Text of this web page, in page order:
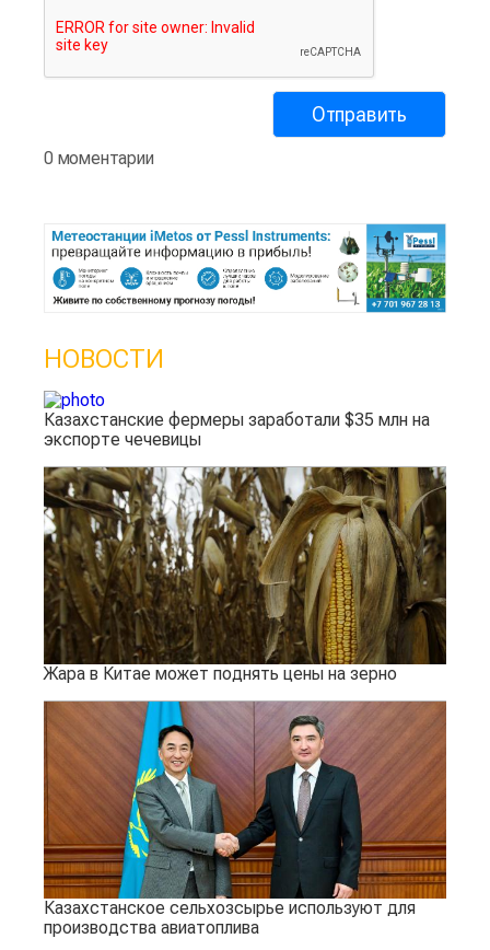
0 моментарии
НОВОСТИ
Казахстанские фермеры заработали $35 млн на
экспорте чечевицы
Жара в Китае может поднять цены на зерно
Казахстанское сельхозсырье используют для
производства авиатоплива